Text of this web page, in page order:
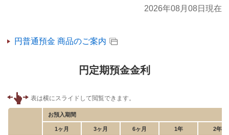
2026年08月08日現在
円普通預金 商品のご案内
円定期預金金利
お預入期間
1ヶ月 3ヶ月 6ヶ月 1年 2年